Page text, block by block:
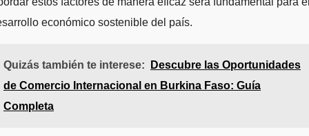
económico sostenible del país.
Quizás también te interese:
Descubre las Oportunidades
de Comercio Internacional en Burkina Faso: Guía
Completa